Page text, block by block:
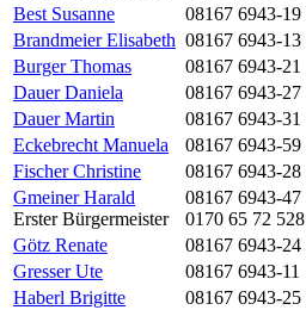
Best Susanne
08167 6943-19
Brandmeier Elisabeth 08167 6943-13
Burger Thomas
08167 6943-21
Dauer Daniela
08167 6943-27
Dauer Martin
08167 6943-31
Eckebrecht Manuela
08167 6943-59
Fischer Christine
08167 6943-28
Gmeiner Harald
Erster Bürgermeister
08167 6943-47
0170 65 72 528
Götz Renate
08167 6943-24
Gresser Ute
08167 6943-11
Haberl Brigitte
08167 6943-25